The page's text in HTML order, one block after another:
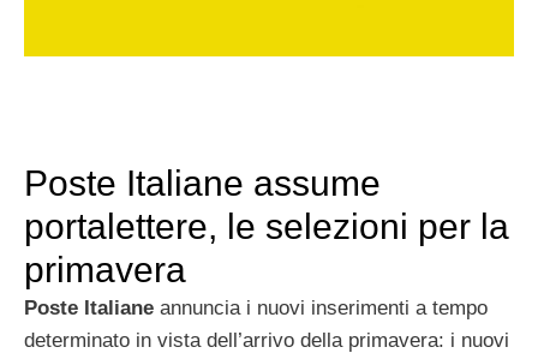
Poste Italiane assume
portalettere, le selezioni per la
primavera
Poste Italiane annuncia i nuovi inserimenti a tempo
determinato in vista dell’arrivo della primavera: i nuovi